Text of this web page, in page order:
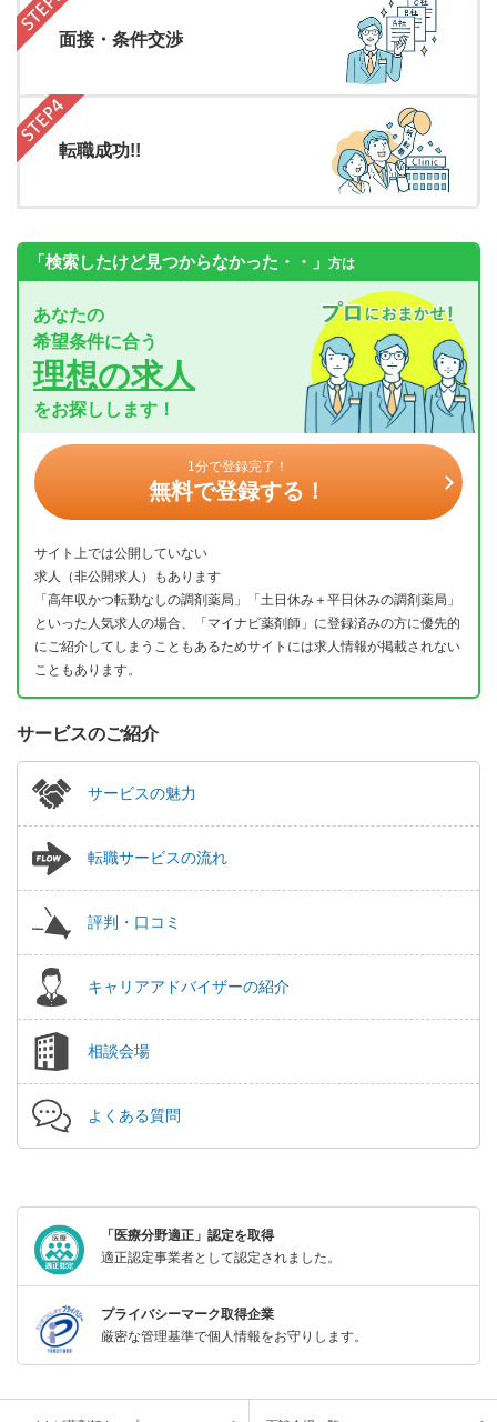
面接・条件交渉
転職成功!!
「検索したけど見つからなかった・・」 方は
あなたの
希望条件に合う
理想の求人
をお探しします！
1分で登録完了！
無料で登録する！
サイト上では公開していない
求人（非公開求人）もあります
「高年収かつ転勤なしの調剤薬局」「土日休み＋平日休みの調剤薬局」
といった人気求人の場合、「マイナビ薬剤師」に登録済みの方に優先的
にご紹介してしまうこともあるためサイトには求人情報が掲載されない
こともあります。
サービスのご紹介
サービスの魅力
転職サービスの流れ
評判・口コミ
キャリアアドバイザーの紹介
相談会場
よくある質問
「医療分野適正」認定を取得
適正認定事業者として認定されました。
プライバシーマーク取得企業
厳密な管理基準で個人情報をお守りします。